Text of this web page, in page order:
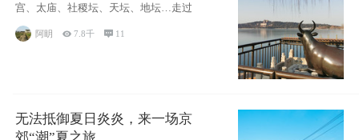
宫、太庙、社稷坛、天坛、地坛…走过
阿眀 7.8千  11
无法抵御夏日炎炎，来一场京